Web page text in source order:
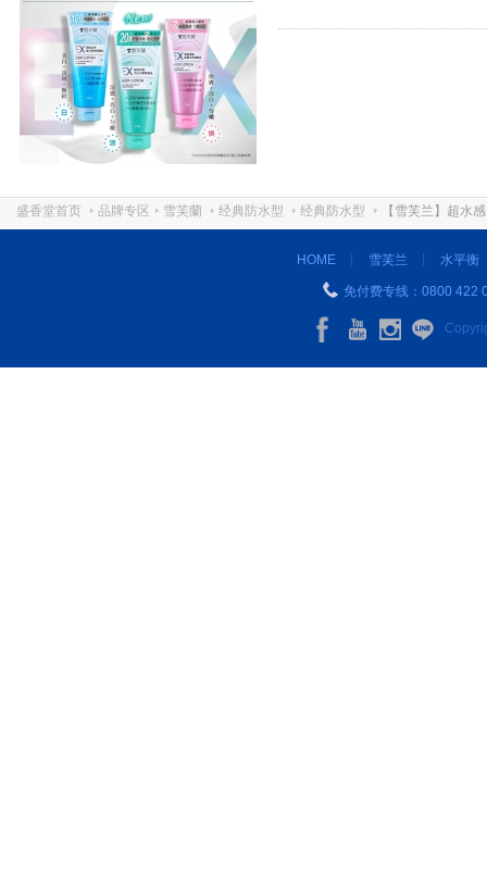
盛香堂首页 品牌专区 雪芙蘭 经典防水型 经典防水型 【雪芙兰】超水
HOME 雪芙兰 水平衡
免付费专线：0800 422